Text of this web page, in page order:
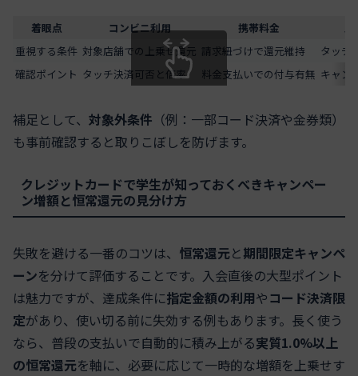
着眼点 コンビニ利用 携帯料金
重視する条件 対象店舗での上乗せ還元 請求紐づけで還元維持
タッチ
確認ポイント タッチ決済可否と倍率 料金支払いでの付与有無 キャン
スクロールできます
補足として、 対象外条件 （例：一部コード決済や金券類）
も事前確認すると取りこぼしを防げます。
クレジットカードで学生が知っておくべきキャンペー
ン増額と恒常還元の見分け方
失敗を避ける一番のコツは、 恒常還元と期間限定キャンペ
ーンを分けて評価することです。入会直後の大型ポイント
は魅力ですが、達成条件に指定金額の利用やコード決済限
定があり、使い切る前に失効する例もあります。長く使う
なら、普段の支払いで自動的に積み上がる実質1.0%以上
の恒常還元を軸に、必要に応じて一時的な増額を上乗せす